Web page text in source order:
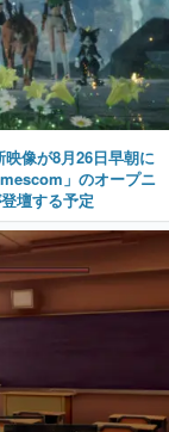
像が8月26日早朝に
」のオープニ
壇する予定